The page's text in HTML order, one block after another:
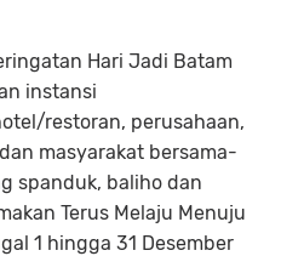
Hari Jadi Batam
instansi
restoran, perusahaan,
masyarakat bersama-
spanduk, baliho dan
Terus Melaju Menuju
1 hingga 31 Desember